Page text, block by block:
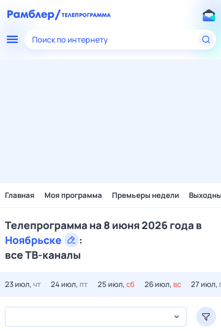
Поиск по интернету
Главная Моя программа Премьеры недели
Телепрограмма на 8 июня 2026 года в
Ноябрьске
:
все ТВ-каналы
23 июл,чт 24 июл, пт 25 июл,сб 26 июл, вс 27 июл,